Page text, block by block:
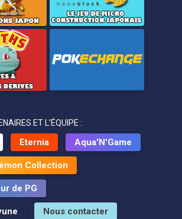
ET L’ÉQUIPE :
Eternia Aqua'N'Game
Collection
de PG
Nous contacter